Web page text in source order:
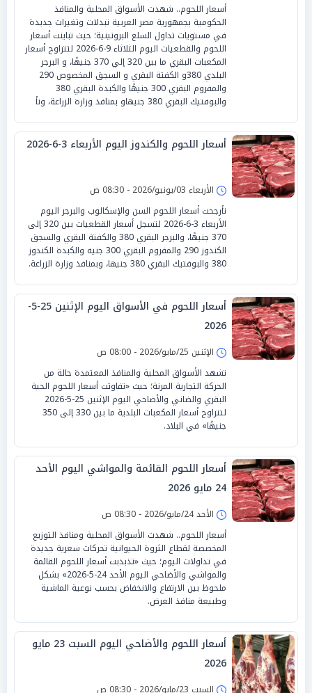
أسعار اللحوم.. شهدت الأسواق المحلية والمنافذ
الحكومية بجمهورية مصر العربية تبدلات وتغيرات جديدة
في مستويات تداول السلع البروتينية؛ حيث تباينت أسعار
اللحوم والقطعيات اليوم الثلاثاء 9-6-2026 لتتراوح أسعار
المكعبات البقري ما بين 320 إلي 370 جنيهًا، و البرجر
البلدي 380و الكفتة البقري و السجق المخصوص 290
والمفروم البقري 300 جنيهًا والكبدة البقري 380
والبوفتيك البقري 380 جنيهاو بمنافذ وزارة الزراعة، وتأ
أسعار اللحوم والكندوز اليوم الأربعاء 3-6-2026
الأربعاء 03/يونيو/2026 - 08:30 ص
تأرجحت أسعار اللحوم السن والإسكالوب والبرجر اليوم
الأربعاء 3-6-2026 لتسجل أسعار القطعيات بين 320 إلى
370 جنيهًا، والبرجر البقري 380 والكفتة البقري والسجق
الكندوز 290 والمفروم البقري 300 جنيه والكبدة الكندوز
380 والبوفتيك البقري 380 جنيها، وبمنافذ وزارة الزراعة.
أسعار اللحوم في الأسواق اليوم الإثنين 25-5-
2026
الإثنين 25/مايو/2026 - 08:00 ص
تشهد الأسواق المحلية والمنافذ المعتمدة حالة من
الحركة التجارية المرنة؛ حيث «تفاوتت أسعار اللحوم الحية
البقري والضاني والأضاحي اليوم الإثنين 25-5-2026
لتتراوح أسعار المكعبات البلدية ما بين 330 إلى 350
جنيهًا» في البلاد.
أسعار اللحوم القائمة والمواشي اليوم الأحد
24 مايو 2026
الأحد 24/مايو/2026 - 08:30 ص
أسعار اللحوم.. شهدت الأسواق المحلية ومنافذ التوزيع
المخصصة لقطاع الثروة الحيوانية تحركات سعرية جديدة
في تداولات اليوم؛ حيث «تذبذبت أسعار اللحوم القائمة
والمواشي والأضاحي اليوم الأحد 24-5-2026» بشكل
ملحوظ بين الارتفاع والانخفاض بحسب نوعية الماشية
وطبيعة منافذ العرض.
أسعار اللحوم والأضاحي اليوم السبت 23 مايو
2026
السبت 23/مايو/2026 - 08:30 ص